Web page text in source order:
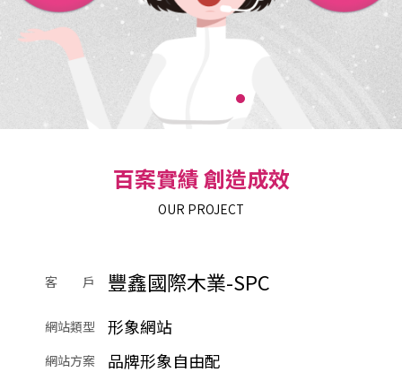
百案實績 創造成效
OUR PROJECT
客 戶 豐鑫國際木業-SPC
網站類型 形象網站
網站方案 品牌形象自由配